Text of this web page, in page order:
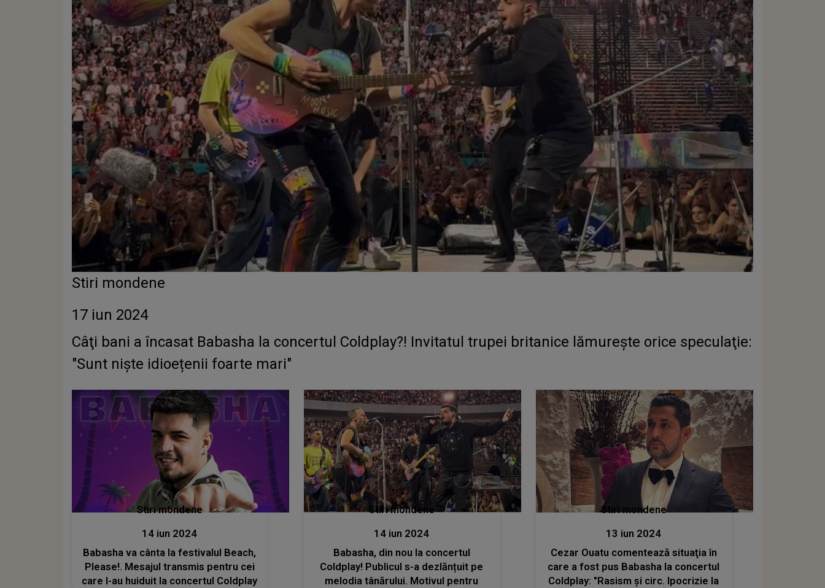
Stiri mondene
17 iun 2024
Câţi bani a încasat Babasha la concertul Coldplay?! Invitatul trupei britanice lămureşte orice speculaţie:
"Sunt niște idioețenii foarte mari"
Stiri mondene
14 iun 2024
Babasha va cânta la festivalul Beach,
Please!. Mesajul transmis pentru cei
care l-au huiduit la concertul Coldplay
Stiri mondene
14 iun 2024
Babasha, din nou la concertul
Coldplay! Publicul s-a dezlănțuit pe
melodia tânărului. Motivul pentru
Stiri mondene
13 iun 2024
Cezar Ouatu comentează situaţia în
care a fost pus Babasha la concertul
Coldplay: "Rasism și circ. Ipocrizie la